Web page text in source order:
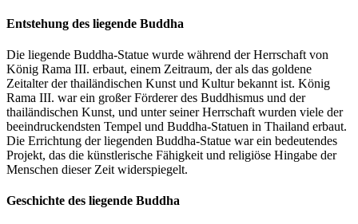
Entstehung des liegende Buddha
Die liegende Buddha-Statue wurde während der Herrschaft von
König Rama III. erbaut, einem Zeitraum, der als das goldene
Zeitalter der thailändischen Kunst und Kultur bekannt ist. König
Rama III. war ein großer Förderer des Buddhismus und der
thailändischen Kunst, und unter seiner Herrschaft wurden viele der
beeindruckendsten Tempel und Buddha-Statuen in Thailand erbaut.
Die Errichtung der liegenden Buddha-Statue war ein bedeutendes
Projekt, das die künstlerische Fähigkeit und religiöse Hingabe der
Menschen dieser Zeit widerspiegelt.
Geschichte des liegende Buddha